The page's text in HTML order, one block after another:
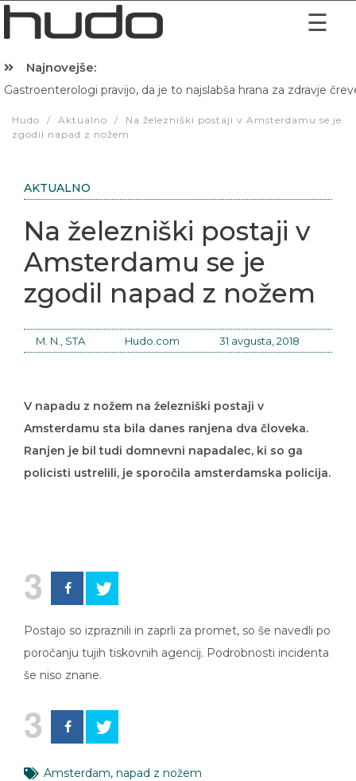
Najnovejše:
Gastroenterologi pravijo, da je to najslabša hrana za zdravje
Hudo / Aktualno /
Na železniški postaji v Amsterdamu se je
zgodil napad z nožem
AKTUALNO
Na železniški postaji v
Amsterdamu se je
zgodil napad z nožem
M. N., STA Hudo.com 31 avgusta, 2018
V napadu z nožem na železniški postaji v
Amsterdamu sta bila danes ranjena dva človeka.
Ranjen je bil tudi domnevni napadalec, ki so ga
policisti ustrelili, je sporočila amsterdamska policija.
3
Postajo so izpraznili in zaprli za promet, so še navedli po
poročanju tujih tiskovnih agencij. Podrobnosti incidenta
še niso znane.
3
Amsterdam, napad z nožem